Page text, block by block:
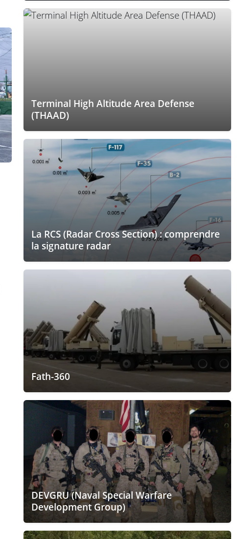
Terminal High Altitude Area Defense
(THAAD)
La RCS (Radar Cross Section) : comprendre
la signature radar
Fath-360
DEVGRU (Naval Special Warfare
Development Group)